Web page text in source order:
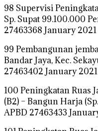
98 Supervisi
Sp. Supat 99.100.000
27463368 January 2021
99 Pembangunan
Bandar Jaya, Kec.
27463402 January 2021
100 Peningkatan Ruas
(B2) – Bangun Harja
APBD 27463433